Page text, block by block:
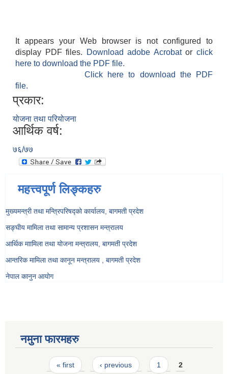
It appears your Web browser is not configured to
display PDF files.
Download adobe Acrobatorclick
here to download the PDF file.
Click here to download the PDF
file.
प्रकार:
योजना तथा परियोजना
आर्थिक वर्ष:
७६/७७
महत्त्वपूर्ण लिङ्कहरु
मुख्यमन्त्री तथा मन्त्रिपरिषद्को कार्यालय, बागमती प्रदेश
सङ्‍घीय मामिला तथा सामान्य प्रशासन मन्त्रालय
आर्थिक माामिला तथा योजना मन्त्रालय, बागमती प्रदेश
आन्तरिक मामिला तथा कानून मन्त्रालय , बागमती प्रदेश
नेपाल कानुन आयोग
नमुना फारमहरु
Pages« first ‹ previous 1 2